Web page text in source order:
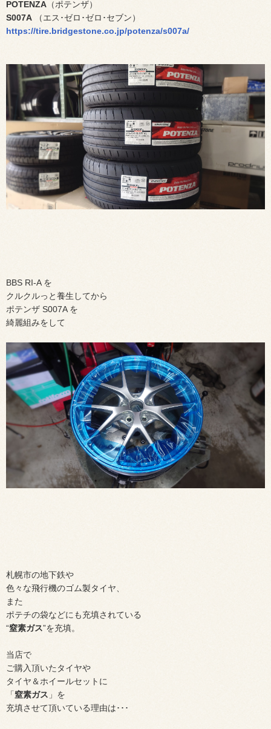
POTENZA （ポテンザ）
S007A （エス･ゼロ･ゼロ･セブン）
https://tire.bridgestone.co.jp/potenza/s007a/
BBS RI-A を
クルクルっと養生してから
ポテンザ S007A を
綺麗組みをして
札幌市の地下鉄や
色々な飛行機のゴム製タイヤ、
また
ポテチの袋などにも充填されている
“窒素ガス”を充填。
当店で
ご購入頂いたタイヤや
タイヤ＆ホイールセットに
「窒素ガス 」を
充填させて頂いている理由は･･･